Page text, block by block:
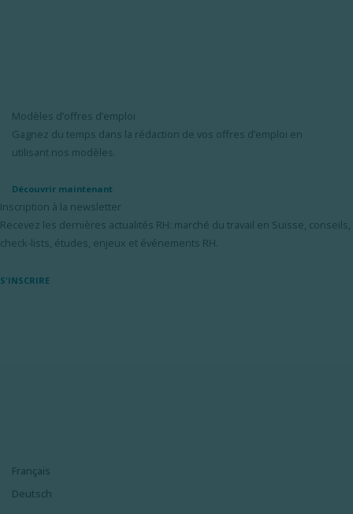
Modèles d’offres d’emploi
Gagnez du temps dans la rédaction de vos offres d’emploi en
utilisant nos modèles.
Découvrir maintenant
Inscription à la newsletter
Recevez les dernières actualités RH: marché du travail en Suisse, conseils,
check-lists, études, enjeux et événements RH.
S'INSCRIRE
Français
Deutsch